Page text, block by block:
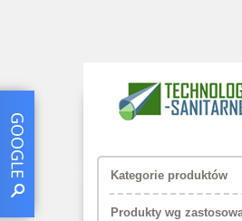
Kategorie produktów
Produkty wg